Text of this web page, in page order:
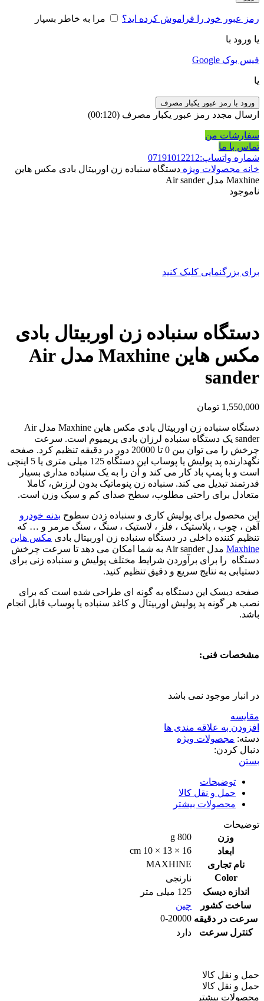
رمز عبور خود را فراموش کرده اید؟ مرا به خاطر بسپار
یا ورود با
فیس بوک Google
یا
ورود با رمز عبور یکبار مصرف
ارسال مجدد رمز عبور یکبار مصرف (00:
120
)
سفارشات من
تماس با ما
شماره واتساپ:07191012212
خانه مجصولات ویژه دستگاه سنباده زن اوربیتال بادی مکس هاین
Maxhine مدل Air sander
ناموجود
برای بزرگنمایی کلیک کنید
دستگاه سنباده زن اوربیتال بادی
مکس هاین Maxhine مدل Air
sander
1,550,000 تومان
دستگاه سنباده زن اوربیتال بادی مکس هاین Maxhine مدل Air
sander یک دستگاه سنباده لرزان بادی پریمیوم است. سرعت
چرخش را می توان بین 0 تا 20000 دور در دقیقه تنظیم کرد. صفحه
نگهدارنده پد پولیش یا پوساب این دستگاه 125 میلی متری یا 5 اینچی
است و با پمپ باد کار می کند و آن را به یک سنباده مداری بسیار
قدرتمند تبدیل می کند. سنباده زن پنوماتیک بدون لرزش، کاملا
متعادل برای راحتی مطلوب، سطح صدای کم و سبک وزن است.
این محصول برای پولیش کاری و سنباده زدن سطوح بدنه خودرو
آهن ، چوب ، پلاستیک ، فلز ، لاستیک ، سنگ ، سنگ مرمر و … که
تنظیم کننده داخلی در دستگاه سنباده زن اوربیتال بادی مکس هاین
Maxhine
مدل Air sander به شما امکان می دهد تا سرعت چرخش
دستگاه را برای برآوردن شرایط مختلف پولیش و سنباده زنی برای
دستیابی به نتایج سریع و دقیق تنظیم کنید.
صفحه دیسک این دستگاه به گونه ای طراحی شده است که برای
نصب هر گونه پد پولیش اوربیتال و کاغد سنباده یا پوساب قابل انجام
باشد.
مشخصات فنی:
در انبار موجود نمی باشد
مقایسه
افزودن به علاقه مندی ها
دسته: مجصولات ویژه
دنبال کردن:
بستن
توضیحات
حمل و نقل کالا
محصولات بیشتر
توضیحات
وزن
800 g
ابعاد
16 × 13 × 10 cm
نام تجاری
MAXHINE
Color
نارنجی
اندازه دیسک
125 میلی متر
ساخت کشور
چین
سرعت در دقیقه 0-20000
کنترل سرعت
دارد
حمل و نقل کالا
حمل و نقل کالا
محصولات بیشتر